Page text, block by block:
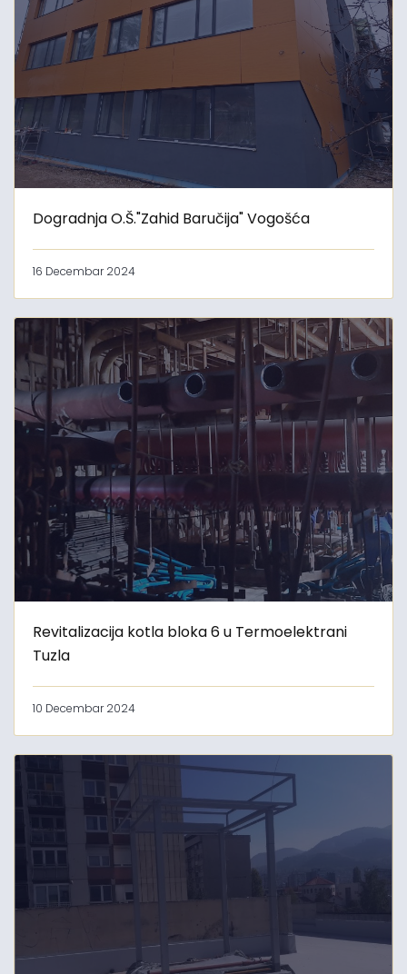
Dogradnja O.Š."Zahid Baručija" Vogošća
16 Decembar 2024
Revitalizacija kotla bloka 6 u Termoelektrani
Tuzla
10 Decembar 2024